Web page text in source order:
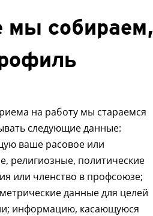
мы собираем,
на работу мы стараемся
следующие данные:
ваше расовое или
религиозные, политические
или членство в профсоюзе;
данные для целей
информацию, касающуюся